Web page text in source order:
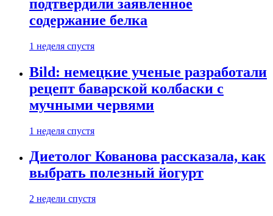
подтвердили заявленное
содержание белка
1 неделя спустя
Bild: немецкие ученые разработали
рецепт баварской колбаски с
мучными червями
1 неделя спустя
Диетолог Кованова рассказала, как
выбрать полезный йогурт
2 недели спустя